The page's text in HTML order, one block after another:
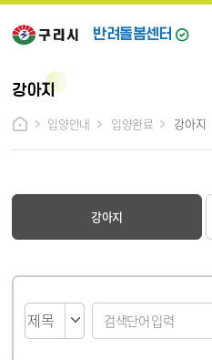
반려돌봄센터
강아지
입양안내
입양완료 강아지
강아지